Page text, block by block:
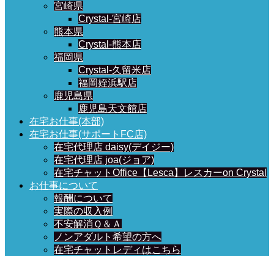
宮崎県
Crystal-宮崎店
熊本県
Crystal-熊本店
福岡県
Crystal-久留米店
福岡姪浜駅店
鹿児島県
鹿児島天文館店
在宅お仕事(本部)
在宅お仕事(サポートFC店)
在宅代理店 daisy(デイジー)
在宅代理店 joa(ジョア)
在宅チャットOffice【Lesca】レスカーon Crystal
お仕事について
報酬について
実際の収入例
不安解消Ｑ＆Ａ
ノンアダルト希望の方へ
在宅チャットレディはこちら